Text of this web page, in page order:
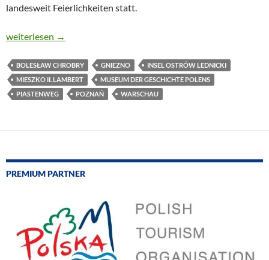
landesweit Feierlichkeiten statt.
POLEN ERINNERT AN SEINE ERSTEN BEIDEN KÖNIGE
weiterlesen →
BOLESŁAW CHROBRY GNIEZNO
INSEL OSTRÓW LEDNICKI
MIESZKO II. LAMBERT
MUSEUM DER GESCHICHTE POLENS
PIASTENWEG
POZNAŃ WARSCHAU
PREMIUM PARTNER